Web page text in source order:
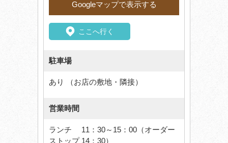
Googleマップで表示する
ここへ行く
駐車場
あり （お店の敷地・隣接）
営業時間
ランチ 11：30～15：00（オーダー
ストップ 14：30）